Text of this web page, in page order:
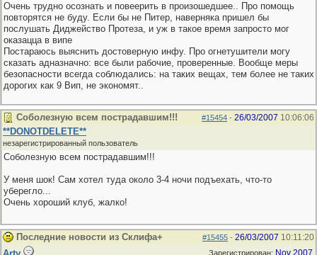
Очень трудно осознать и повеерить в произошедшее.. Про помощь
повторятся не буду. Если бы не Питер, наверняка пришел бы
послушать Диджейство Протеза, и уж в такое время запросто мог
оказацца в випе
Постараюсь выяснить достоверную инфу. Про огнетушители могу
сказать адназначно: все были рабочие, проверенные. Вообще меры
безопасности всегда соблюдались: на таких вещах, тем более не таких
дорогих как 9 Вип, не экономят..
#15454 - 26/03/2007 10:06:06
Соболезную всем пострадавшим!!!
**DONOTDELETE**
незарегистрированный пользователь
Соболезную всем пострадавшим!!!
У меня шок! Сам хотел туда около 3-4 ночи подъехать, что-то
уберегло...
Очень хороший клуб, жалко!
#15455 - 26/03/2007 10:11:20
Последние новости из Склифа+
Зарегистрирован: Nov 2007